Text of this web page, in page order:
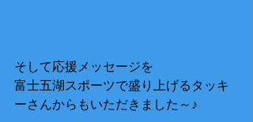
そして応援メッセージを
富士五湖スポーツで盛り上げるタッキ
ーさんからもいただきました～♪